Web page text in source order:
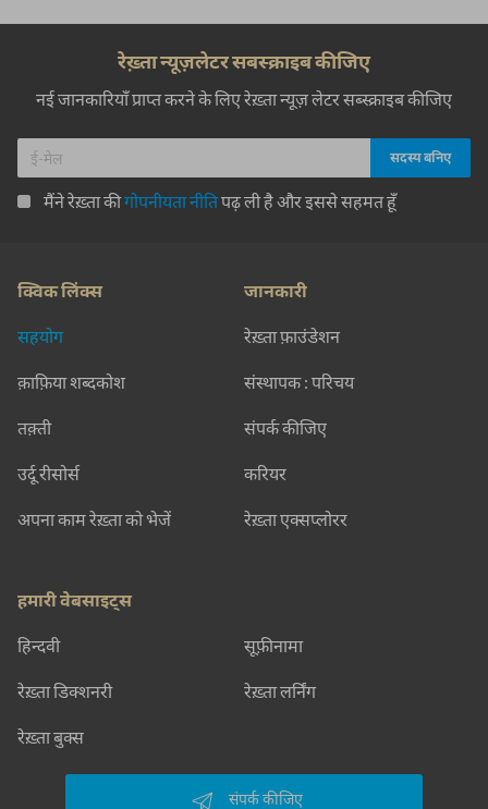
रेख़्ता न्यूज़लेटर सबस्क्राइब कीजिए
नई जानकारियाँ प्राप्त करने के लिए रेख़्ता न्यूज़ लेटर सब्स्क्राइब कीजिए
मैंने रेख़्ता कीगोपनीयता नीतिपढ़ ली है और इससे सहमत हूँ
क्विक लिंक्स
सहयोग
क़ाफ़िया शब्दकोश
तक़्ती
उर्दू रीसोर्स
अपना काम रेख़्ता को भेजें
जानकारी
रेख़्ता फ़ाउंडेशन
संस्थापक : परिचय
संपर्क कीजिए
करियर
रेख़्ता एक्सप्लोरर
हमारी वेबसाइट्स
हिन्दवी सूफ़ीनामा
रेख़्ता डिक्शनरी रेख़्ता लर्निंग
रेख़्ता बुक्स
संपर्क कीजिए